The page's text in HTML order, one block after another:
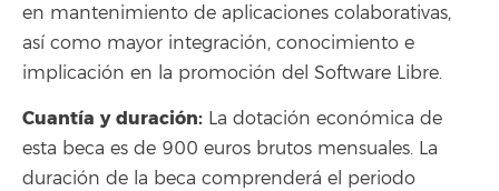
en mantenimiento de aplicaciones colaborativas,
así como mayor integración, conocimiento e
implicación en la promoción del Software Libre.
Cuantía y duración: La dotación económica de
esta beca es de 900 euros brutos mensuales. La
duración de la beca comprenderá el periodo